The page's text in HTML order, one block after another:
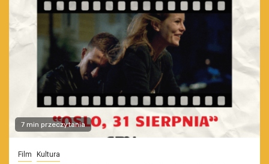
7 min przeczytania
Film Kultura